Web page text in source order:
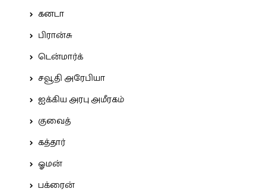
கனடா
பிரான்சு
டென்மார்க்
சவூதி அரேபியா
ஐக்கிய அரபு அமீரகம்
குவைத்
கத்தார்
ஓமன்
பக்ரைன்